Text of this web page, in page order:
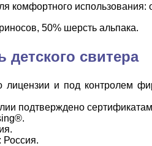
комфортного
50% шерсть альпака.
детского свитера
лицензии и под контролем
подтверждено
Россия.